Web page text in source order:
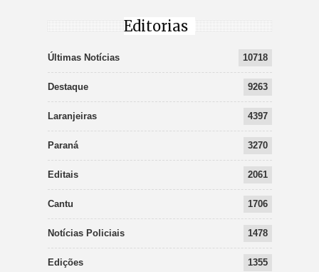
Editorias
Últimas Notícias 10718
Destaque 9263
Laranjeiras 4397
Paraná 3270
Editais 2061
Cantu 1706
Notícias Policiais 1478
Edições 1355